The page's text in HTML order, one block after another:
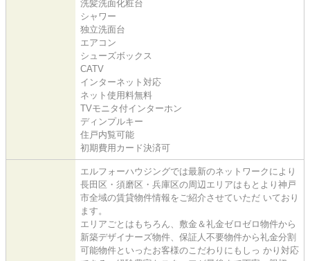
洗髪洗面化粧台
シャワー
独立洗面台
エアコン
シューズボックス
CATV
インターネット対応
ネット使用料無料
TVモニタ付インターホン
ディンプルキー
住戸内覧可能
初期費用カード決済可
エルフォーハウジングでは最新のネットワークにより
長田区・須磨区・兵庫区の周辺エリアはもとより神戸
市全域の賃貸物件情報をご紹介させていただ いており
ます。
エリアごとはもちろん、敷金＆礼金ゼロゼロ物件から
新築デザイナーズ物件、保証人不要物件から礼金分割
可能物件といったお客様のこだわりにもしっ かり対応